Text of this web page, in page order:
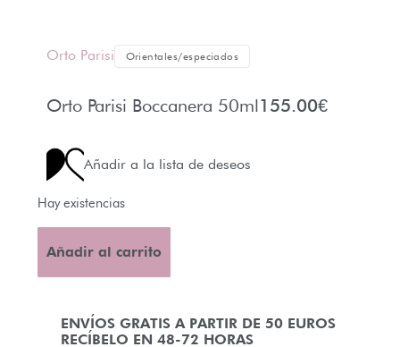
Orto Parisi Orientales/especiados
Orto Parisi Boccanera 50ml155.00€
Añadir a la lista de deseos
ENVÍOS GRATIS A PARTIR DE 50 EUROS
RECÍBELO EN 48-72 HORAS
Hay existencias
Añadir al carrito